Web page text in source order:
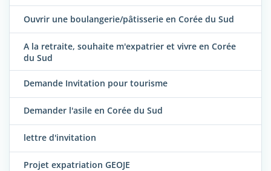
Ouvrir une boulangerie/pâtisserie en Corée du Sud
A la retraite, souhaite m'expatrier et vivre en Corée
du Sud
Demande Invitation pour tourisme
Demander l'asile en Corée du Sud
lettre d'invitation
Projet expatriation GEOJE